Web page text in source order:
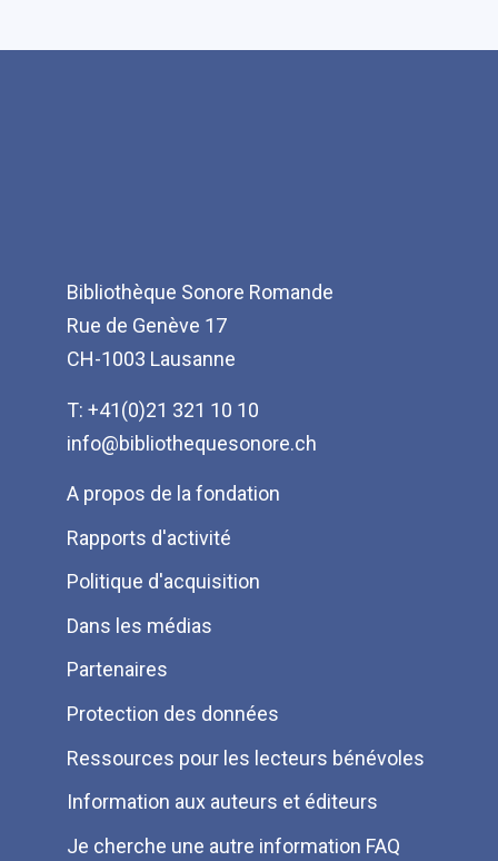
Bibliothèque Sonore Romande
Rue de Genève 17
CH-1003 Lausanne
T: +41(0)21 321 10 10
info@bibliothequesonore.ch
Menu
Pied
de
page
A propos de la fondation
Rapports d'activité
Politique d'acquisition
Dans les médias
Partenaires
Protection des données
Ressources pour les lecteurs bénévoles
Information aux auteurs et éditeurs
Je cherche une autre information FAQ